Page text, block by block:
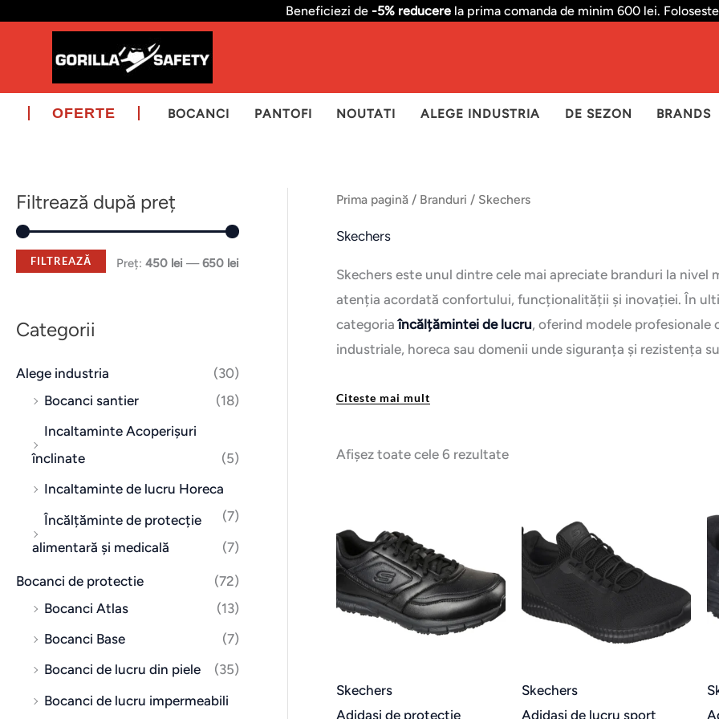
Beneficiezi de -5% reducere la prima comanda de minim 600 lei.
OFERTE BOCANCI PANTOFI NOUTATI ALEGE INDUSTRIA DE SEZON BRANDS
Filtrează după preț
rr
FILTREAZĂ Preț:450 lei —650 lei
Categorii
Alege industria
(30)
Bocanci santier
(18)
Incaltaminte Acoperișuri
înclinate
(5)
Incaltaminte de lucru Horeca
(7)
Încălțăminte de protecție
alimentară și medicală
(7)
Bocanci de protectie
(72)
Bocanci Atlas
(13)
Bocanci Base
(7)
Bocanci de lucru din piele
(35)
Bocanci de lucru impermeabili
Prima pagină / Branduri / Skechers
Skechers
Skechers este unul dintre cele mai apreciate branduri la
atenția acordată confortului, funcționalității și inovației. În
categoriaîncălțămintei de lucru, oferind modele
industriale, horeca sau domenii unde siguranța și rezistența
Citeste mai mult
Afișez toate cele 6 rezultate
Sortat
Skechers
Adidasi de protectie
produs
mai
multe
potSkechers
Adidasi de lucru sport
mai
pot